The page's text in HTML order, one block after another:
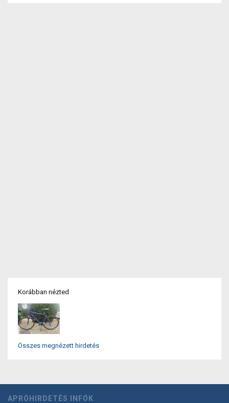
Korábban nézted
Összes megnézett hirdetés
APRÓHIRDETÉS INFÓK